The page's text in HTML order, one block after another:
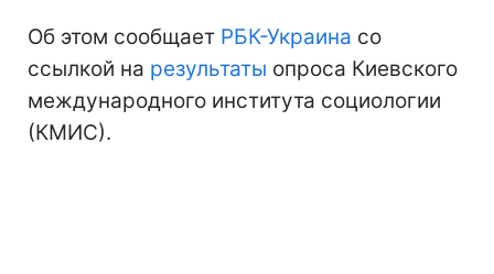
Об этом сообщает РБК-Украина со
ссылкой на результаты опроса Киевского
международного института социологии
(КМИС).